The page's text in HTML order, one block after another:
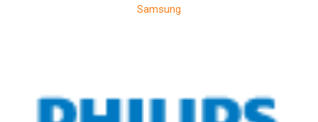
Samsung